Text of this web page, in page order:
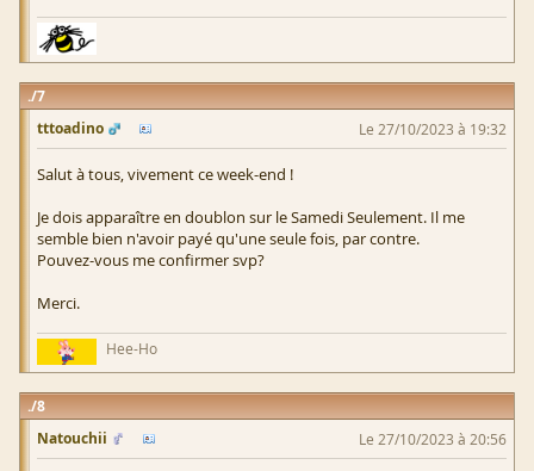
7
tttoadino
Le 27/10/2023 à 19:32
Salut à tous, vivement ce week-end !
Je dois apparaître en doublon sur le Samedi Seulement. Il me
semble bien n'avoir payé qu'une seule fois, par contre.
Pouvez-vous me confirmer svp?
Merci.
Hee-Ho
8
Natouchii
Le 27/10/2023 à 20:56